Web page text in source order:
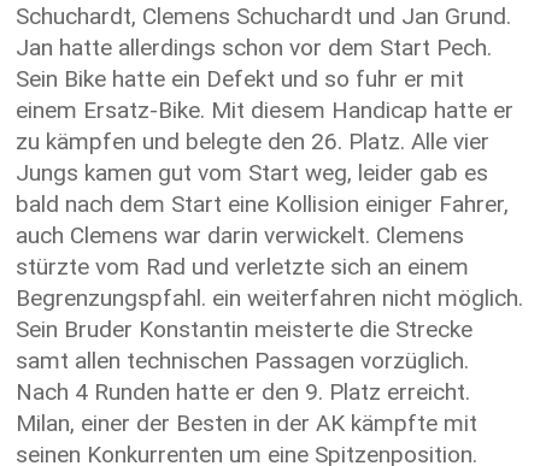
Schuchardt, Clemens Schuchardt und Jan Grund.
Jan hatte allerdings schon vor dem Start Pech.
Sein Bike hatte ein Defekt und so fuhr er mit
einem Ersatz-Bike. Mit diesem Handicap hatte er
zu kämpfen und belegte den 26. Platz. Alle vier
Jungs kamen gut vom Start weg, leider gab es
bald nach dem Start eine Kollision einiger Fahrer,
auch Clemens war darin verwickelt. Clemens
stürzte vom Rad und verletzte sich an einem
Begrenzungspfahl. ein weiterfahren nicht möglich.
Sein Bruder Konstantin meisterte die Strecke
samt allen technischen Passagen vorzüglich.
Nach 4 Runden hatte er den 9. Platz erreicht.
Milan, einer der Besten in der AK kämpfte mit
seinen Konkurrenten um eine Spitzenposition.